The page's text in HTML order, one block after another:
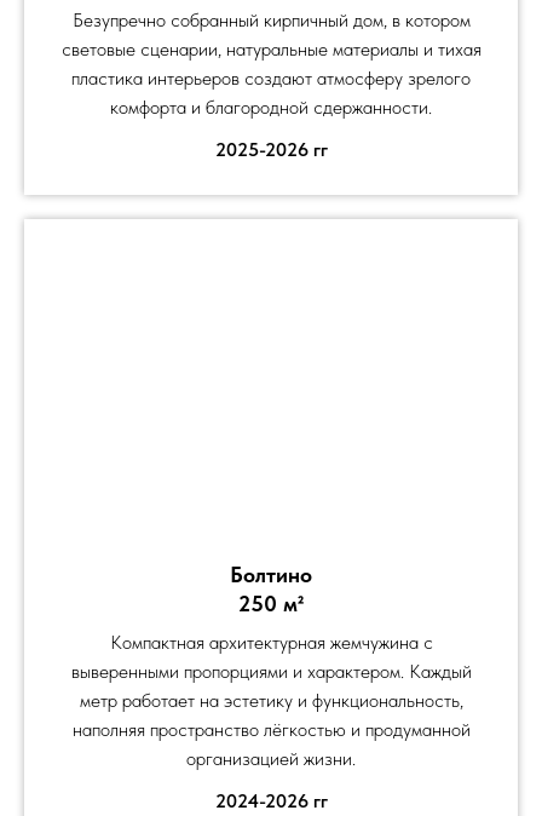
Безупречно собранный кирпичный дом, в котором
световые сценарии, натуральные материалы и тихая
пластика интерьеров создают атмосферу зрелого
комфорта и благородной сдержанности.
2025-2026 гг
Болтино
250 м²
Компактная архитектурная жемчужина с
выверенными пропорциями и характером. Каждый
метр работает на эстетику и функциональность,
наполняя пространство лёгкостью и продуманной
организацией жизни.
2024-2026 гг